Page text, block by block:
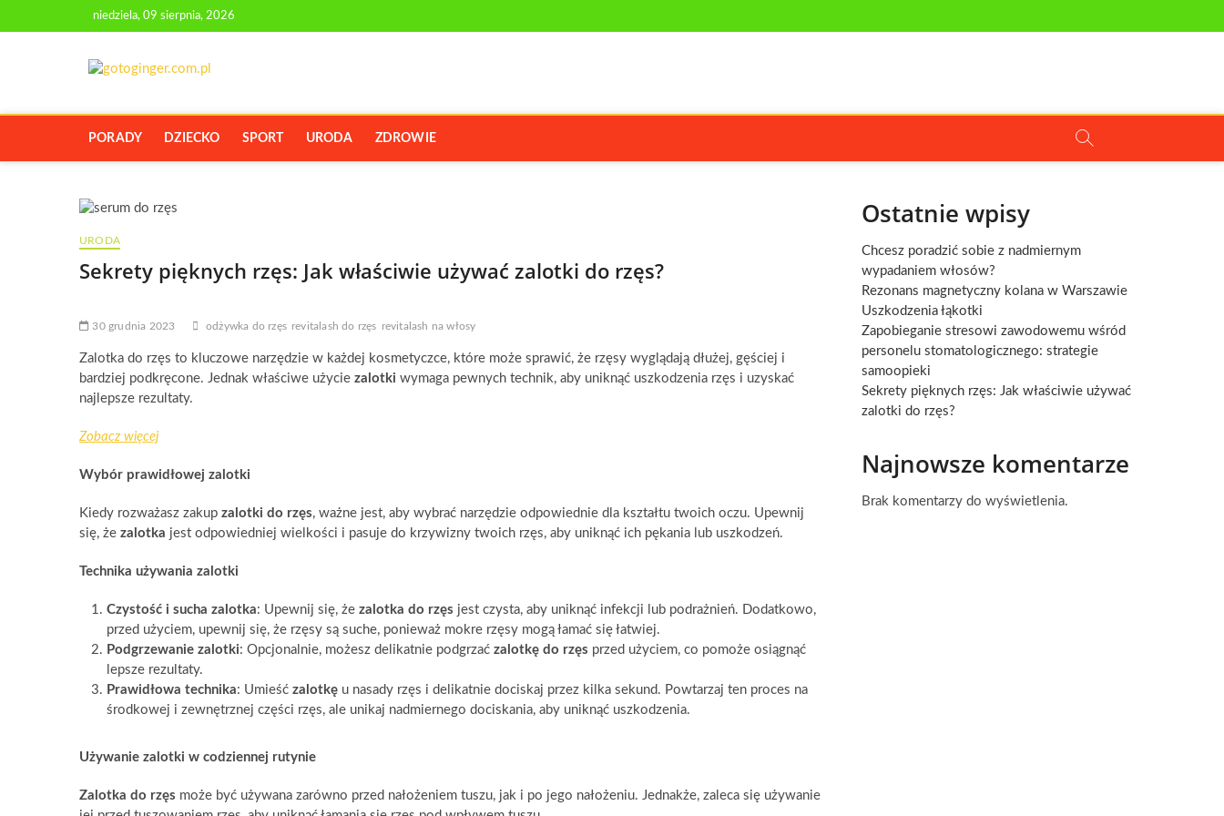
to
niedziela, 09 sierpnia, 2026
PORADY DZIECKO SPORT URODA ZDROWIE
URODA
Sekrety pięknych rzęs: Jak właściwie używać zalotki do rzęs?
30 grudnia 2023 odżywka do rzęs revitalash do rzęs revitalash na włosy
Zalotka do rzęs to kluczowe narzędzie w każdej kosmetyczce, które może sprawić, że rzęsy wyglądają dłużej, gęściej i
bardziej podkręcone. Jednak właściwe użycie zalotki wymaga pewnych technik, aby uniknąć uszkodzenia rzęs i uzyskać
najlepsze rezultaty.
Zobacz więcej
Wybór prawidłowej zalotki
Kiedy rozważasz zakup zalotki do rzęs, ważne jest, aby wybrać narzędzie odpowiednie dla kształtu twoich oczu. Upewnij
się, że zalotka jest odpowiedniej wielkości i pasuje do krzywizny twoich rzęs, aby uniknąć ich pękania lub uszkodzeń.
Technika używania zalotki
Czystość i sucha zalotka: Upewnij się, że zalotka do rzęs jest czysta, aby uniknąć infekcji lub podrażnień. Dodatkowo,
przed użyciem, upewnij się, że rzęsy są suche, ponieważ mokre rzęsy mogą łamać się łatwiej.
Podgrzewanie zalotki: Opcjonalnie, możesz delikatnie podgrzać zalotkę do rzęs przed użyciem, co pomoże osiągnąć
lepsze rezultaty.
Prawidłowa technika: Umieść zalotkę u nasady rzęs i delikatnie dociskaj przez kilka sekund. Powtarzaj ten proces na
środkowej i zewnętrznej części rzęs, ale unikaj nadmiernego dociskania, aby uniknąć uszkodzenia.
Używanie zalotki w codziennej rutynie
Zalotka do rzęs może być używana zarówno przed nałożeniem tuszu, jak i po jego nałożeniu. Jednakże, zaleca się używanie
Ostatnie wpisy
Chcesz poradzić sobie z nadmiernym
wypadaniem włosów?
Rezonans magnetyczny kolana w Warszawie
Uszkodzenia łąkotki
Zapobieganie stresowi zawodowemu wśród
personelu stomatologicznego: strategie
samoopieki
Sekrety pięknych rzęs: Jak właściwie używać
zalotki do rzęs?
Najnowsze komentarze
Brak komentarzy do wyświetlenia.